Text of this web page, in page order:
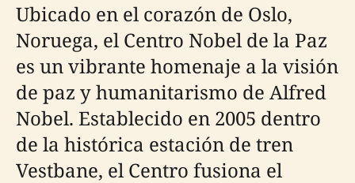
Ubicado en el corazón de Oslo,
Noruega, el Centro Nobel de la Paz
es un vibrante homenaje a la visión
de paz y humanitarismo de Alfred
Nobel. Establecido en 2005 dentro
de la histórica estación de tren
Vestbane, el Centro fusiona el